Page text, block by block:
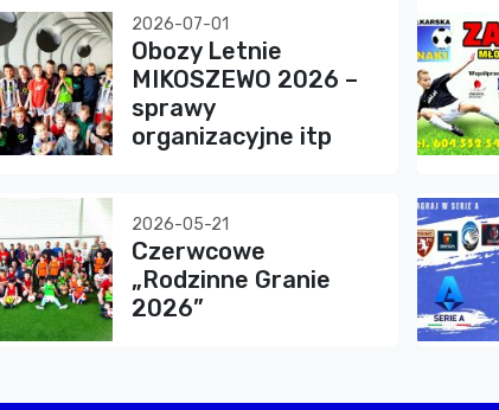
2026-07-01
Obozy Letnie
MIKOSZEWO 2026 –
sprawy
organizacyjne itp
2026-05-21
Czerwcowe
„Rodzinne Granie
2026”